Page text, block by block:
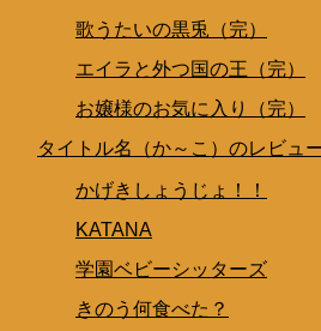
歌うたいの黒兎（完）
エイラと外つ国の王（完）
お嬢様のお気に入り（完）
タイトル名（か～こ）のレビュ
かげきしょうじょ！！
KATANA
学園ベビーシッターズ
きのう何食べた？